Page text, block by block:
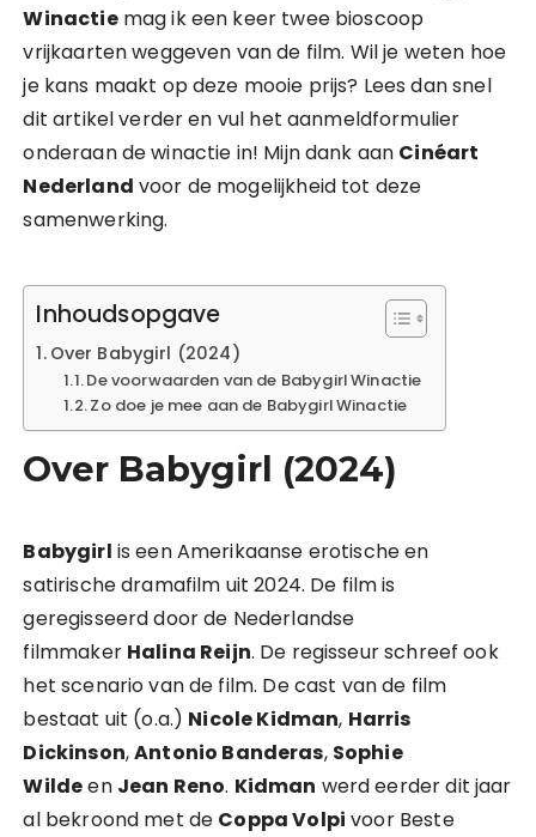
Winactiemag ik een keer twee bioscoop
vrijkaarten weggeven van de film. Wil je weten hoe
je kans maakt op deze mooie prijs? Lees dan snel
dit artikel verder en vul het aanmeldformulier
onderaan de winactie in! Mijn dank aan Cinéart
Nederland voor de mogelijkheid tot deze
samenwerking.
Inhoudsopgave
Over Babygirl (2024)
De voorwaarden van de Babygirl Winactie
Zo doe je mee aan de Babygirl Winactie
Over Babygirl (2024)
Babygirl is een Amerikaanse erotische en
satirische dramafilm uit 2024. De film is
geregisseerd door de Nederlandse
filmmaker Halina Reijn. De regisseur schreef ook
het scenario van de film. De cast van de film
bestaat uit (o.a.) Nicole Kidman, Harris
Dickinson,Antonio Banderas, Sophie
Wildeen Jean Reno. Kidman werd eerder dit jaar
al bekroond met de Coppa Volpi voor Beste